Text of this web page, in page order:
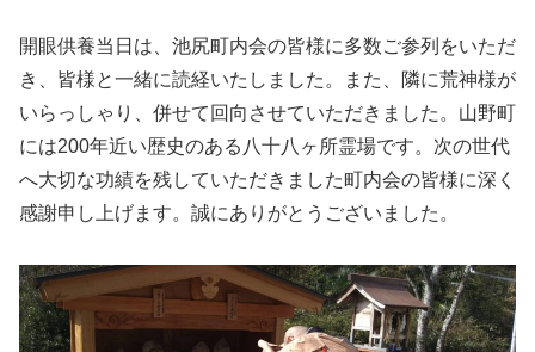
開眼供養当日は、池尻町内会の皆様に多数ご参列をいただ
き、皆様と一緒に読経いたしました。また、隣に荒神様が
いらっしゃり、併せて回向させていただきました。山野町
には200年近い歴史のある八十八ヶ所霊場です。次の世代
へ大切な功績を残していただきました町内会の皆様に深く
感謝申し上げます。誠にありがとうございました。